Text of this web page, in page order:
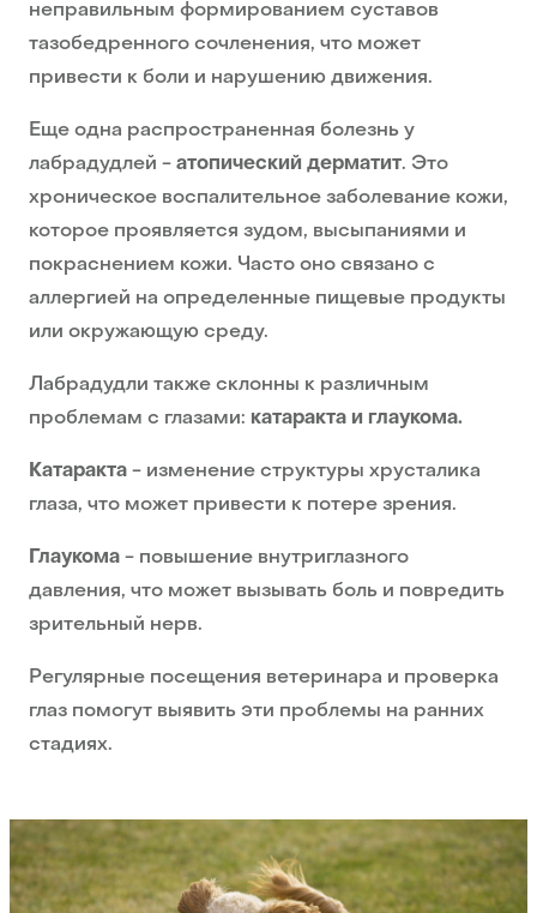
неправильным формированием суставов
тазобедренного сочленения, что может
привести к боли и нарушению движения.
Еще одна распространенная болезнь у
лабрадудлей - атопический дерматит. Это
хроническое воспалительное заболевание кожи,
которое проявляется зудом, высыпаниями и
покраснением кожи. Часто оно связано с
аллергией на определенные пищевые продукты
или окружающую среду.
Лабрадудли также склонны к различным
проблемам с глазами: катаракта и глаукома.
Катаракта - изменение структуры хрусталика
глаза, что может привести к потере зрения.
Глаукома - повышение внутриглазного
давления, что может вызывать боль и повредить
зрительный нерв.
Регулярные посещения ветеринара и проверка
глаз помогут выявить эти проблемы на ранних
стадиях.